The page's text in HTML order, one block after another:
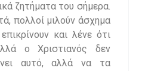
ζητήματα του σήμερα.
πολλοί μιλούν άσχημα
και λένε ότι
ο Χριστιανός δεν
αυτό, αλλά να τα